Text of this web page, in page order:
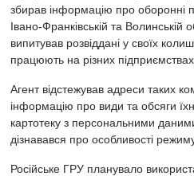
збирав інформацію про оборонні
Івано-Франківській та Волинській
випитував розвіддані у своїх
працюють на різних підприємствах
Агент відстежував адреси таких
інформацію про види та обсяги
картотеку з персональними
дізнавався про особливості режиму
Російське ГРУ планувало